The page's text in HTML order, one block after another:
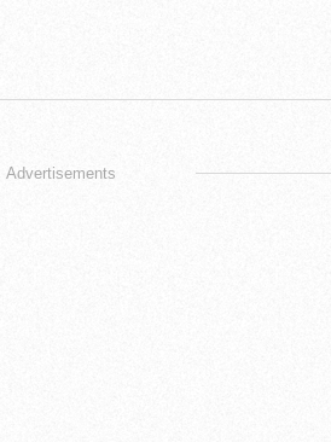
Advertisements